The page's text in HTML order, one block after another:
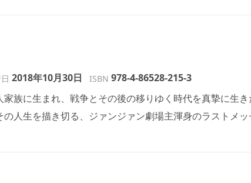
2018年10月30日 ISBN 978-4-86528-215-3
族に生まれ、戦争とその後の移りゆく時代を真摯に生
人生を描き切る、ジァンジァン劇場主渾身のラストメッ